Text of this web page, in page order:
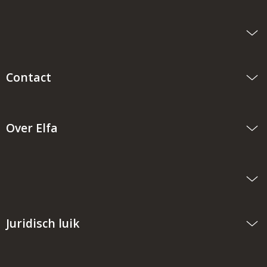
Contact
Over Elfa
Juridisch luik